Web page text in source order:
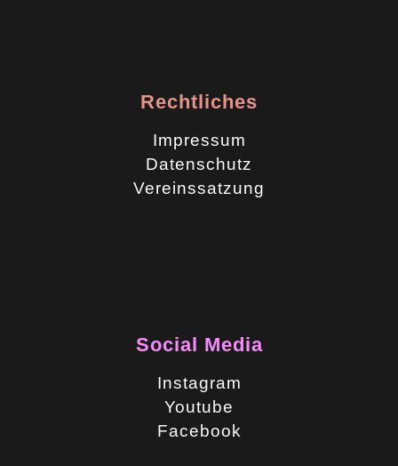
Rechtliches
Impressum
Datenschutz
Vereinssatzung
Social Media
Instagram
Youtube
Facebook